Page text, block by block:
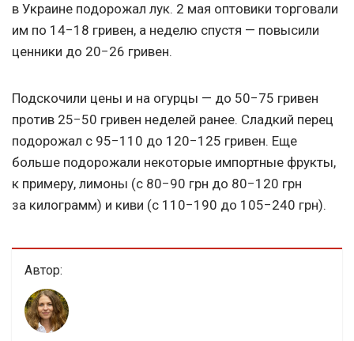
в Украине подорожал лук. 2 мая оптовики торговали
им по 14−18 гривен, а неделю спустя — повысили
ценники до 20−26 гривен.
Подскочили цены и на огурцы — до 50−75 гривен
против 25−50 гривен неделей ранее. Сладкий перец
подорожал с 95−110 до 120−125 гривен. Еще
больше подорожали некоторые импортные фрукты,
к примеру, лимоны (с 80−90 грн до 80−120 грн
за килограмм) и киви (с 110−190 до 105−240 грн).
Автор: